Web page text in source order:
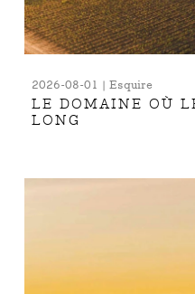
2026-08-01 | Esquire
LE DOMAINE OÙ
LONG